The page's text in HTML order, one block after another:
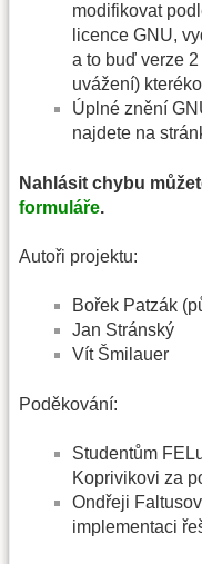
modifikovat
licence GNU,
a to buď verze
uvážení)
Úplné znění
najdete na
Nahlásit chybu
formuláře.
Autoři projektu:
Bořek Patzák
Jan Stránský
Vít Šmilauer
Poděkování:
Studentům
Koprivikovi za
Ondřeji
implementaci